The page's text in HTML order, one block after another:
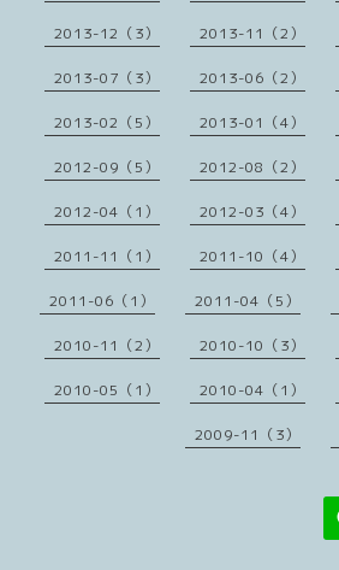
2013-12（3） 2013-11（2）
2013-07（3） 2013-06（2）
2013-02（5） 2013-01（4）
2012-09（5） 2012-08（2）
2012-04（1） 2012-03（4）
2011-11（1） 2011-10（4）
2011-06（1） 2011-04（5）
2010-11（2） 2010-10（3）
2010-05（1） 2010-04（1）
2009-11（3）